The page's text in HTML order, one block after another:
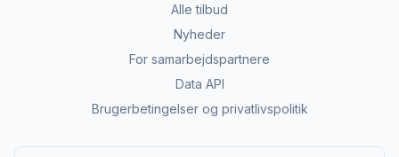
Alle tilbud
Nyheder
For samarbejdspartnere
Data API
Brugerbetingelser og privatlivspolitik